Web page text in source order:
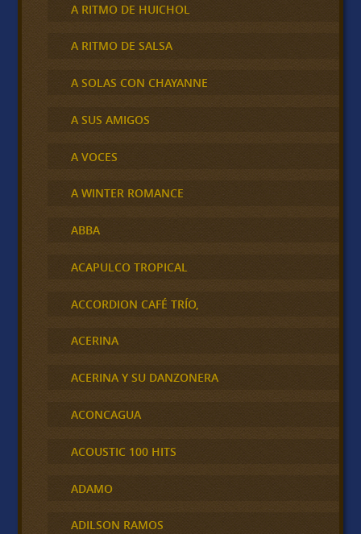
A RITMO DE HUICHOL
A RITMO DE SALSA
A SOLAS CON CHAYANNE
A SUS AMIGOS
A VOCES
A WINTER ROMANCE
ABBA
ACAPULCO TROPICAL
ACCORDION CAFÉ TRÍO,
ACERINA
ACERINA Y SU DANZONERA
ACONCAGUA
ACOUSTIC 100 HITS
ADAMO
ADILSON RAMOS